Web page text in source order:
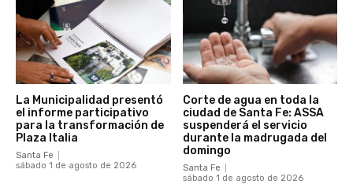
La Municipalidad presentó
el informe participativo
para la transformación de
Plaza Italia
Santa Fe
sábado 1 de agosto de 2026
Corte de agua en toda la
ciudad de Santa Fe: ASSA
suspenderá el servicio
durante la madrugada del
domingo
Santa Fe
sábado 1 de agosto de 2026